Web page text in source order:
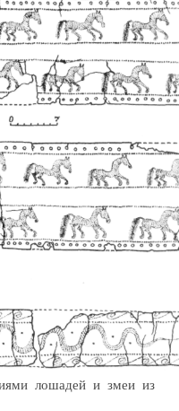
лошадей и змеи из